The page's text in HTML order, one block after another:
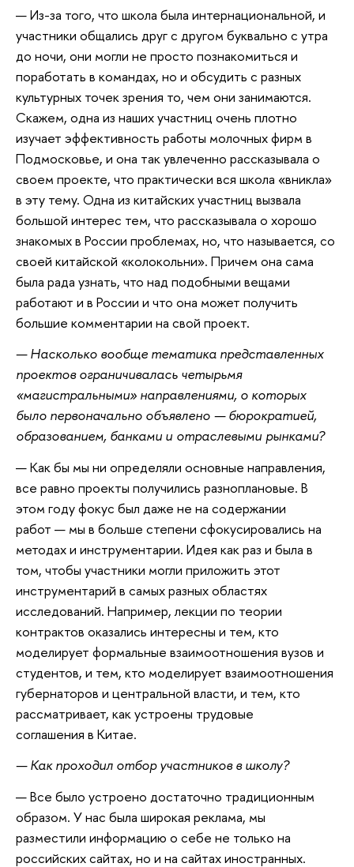
— Из-за того, что школа была интернациональной, и
участники общались друг с другом буквально с утра
до ночи, они могли не просто познакомиться и
поработать в командах, но и обсудить с разных
культурных точек зрения то, чем они занимаются.
Скажем, одна из наших участниц очень плотно
изучает эффективность работы молочных фирм в
Подмосковье, и она так увлеченно рассказывала о
своем проекте, что практически вся школа «вникла»
в эту тему. Одна из китайских участниц вызвала
большой интерес тем, что рассказывала о хорошо
знакомых в России проблемах, но, что называется, со
своей китайской «колокольни». Причем она сама
была рада узнать, что над подобными вещами
работают и в России и что она может получить
большие комментарии на свой проект.
— Насколько вообще тематика представленных
проектов ограничивалась четырьмя
«магистральными» направлениями, о которых
было первоначально объявлено — бюрократией,
образованием, банками и отраслевыми рынками?
— Как бы мы ни определяли основные направления,
все равно проекты получились разноплановые. В
этом году фокус был даже не на содержании
работ — мы в больше степени сфокусировались на
методах и инструментарии. Идея как раз и была в
том, чтобы участники могли приложить этот
инструментарий в самых разных областях
исследований. Например, лекции по теории
контрактов оказались интересны и тем, кто
моделирует формальные взаимоотношения вузов и
студентов, и тем, кто моделирует взаимоотношения
губернаторов и центральной власти, и тем, кто
рассматривает, как устроены трудовые
соглашения в Китае.
— Как проходил отбор участников в школу?
— Все было устроено достаточно традиционным
образом. У нас была широкая реклама, мы
разместили информацию о себе не только на
российских сайтах, но и на сайтах иностранных.